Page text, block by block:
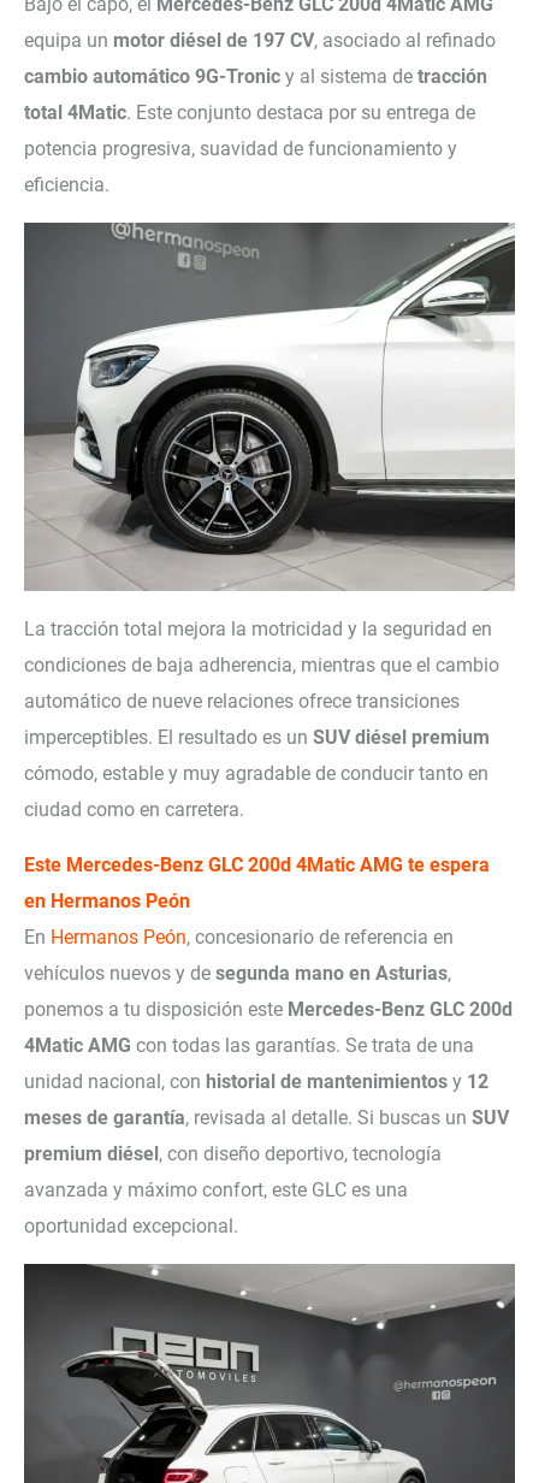
equipa un motor diésel de 197 CV, asociado al refinado
cambio automático 9G-Tronic y al sistema de tracción
total 4Matic. Este conjunto destaca por su entrega de
potencia progresiva, suavidad de funcionamiento y
eficiencia.
La tracción total mejora la motricidad y la seguridad en
condiciones de baja adherencia, mientras que el cambio
automático de nueve relaciones ofrece transiciones
imperceptibles. El resultado es un SUV diésel premium
cómodo, estable y muy agradable de conducir tanto en
ciudad como en carretera.
Este Mercedes-Benz GLC 200d 4Matic AMG te espera
en Hermanos Peón
En Hermanos Peón, concesionario de referencia en
vehículos nuevos y de segunda mano en Asturias,
ponemos a tu disposición este Mercedes-Benz GLC 200d
4Matic AMG con todas las garantías. Se trata de una
unidad nacional, con historial de mantenimientos y 12
meses de garantía, revisada al detalle. Si buscas un SUV
premium diésel, con diseño deportivo, tecnología
avanzada y máximo confort, este GLC es una
oportunidad excepcional.